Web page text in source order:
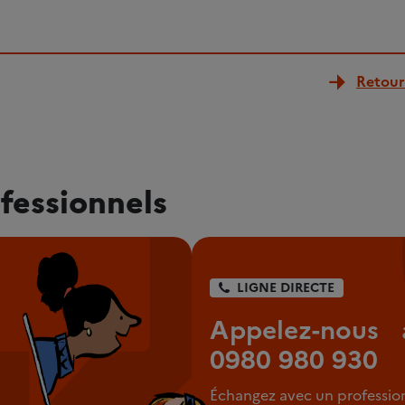
LIGNE DIRECTE
Appelez-nous
0980 980 930
Échangez avec un